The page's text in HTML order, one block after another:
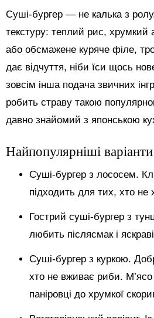
Суші-бургер — не калька з
текстуру: теплий рис, хрумкий
або обсмажене куряче філе,
дає відчуття, ніби їси щось
зовсім інша подача звичних
робить страву такою
давно знайомий з японською
Найпопулярніші варіанти
Суші-бургер з лососем.
підходить для тих, хто не
Гострий суші-бургер з
любить післясмак і
Суші-бургер з куркою.
хто не вживає риби.
паніровці до хрумкої